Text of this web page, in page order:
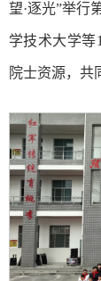
望·逐光”举行
学技术大学等
院士资源，共